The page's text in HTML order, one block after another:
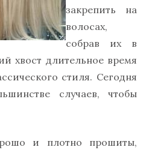
закрепить на
волосах,
собрав их в
хвост длительное время
стиля. Сегодня
случаев, чтобы
и плотно прошиты,